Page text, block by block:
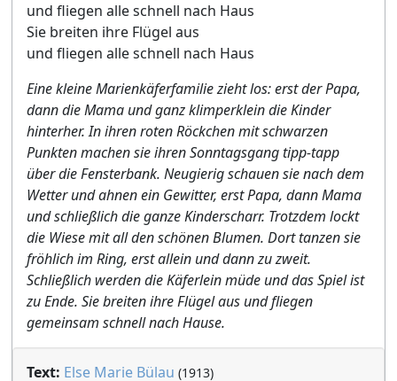
und fliegen alle schnell nach Haus
Sie breiten ihre Flügel aus
und fliegen alle schnell nach Haus
Eine kleine Marienkäferfamilie zieht los: erst der Papa,
dann die Mama und ganz klimperklein die Kinder
hinterher. In ihren roten Röckchen mit schwarzen
Punkten machen sie ihren Sonntagsgang tipp-tapp
über die Fensterbank. Neugierig schauen sie nach dem
Wetter und ahnen ein Gewitter, erst Papa, dann Mama
und schließlich die ganze Kinderscharr. Trotzdem lockt
die Wiese mit all den schönen Blumen. Dort tanzen sie
fröhlich im Ring, erst allein und dann zu zweit.
Schließlich werden die Käferlein müde und das Spiel ist
zu Ende. Sie breiten ihre Flügel aus und fliegen
gemeinsam schnell nach Hause.
Text: Else Marie Bülau (1913)